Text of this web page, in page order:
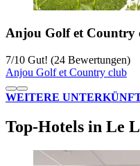
Anjou Golf et Country
7/10 Gut! (24 Bewertungen)
Anjou Golf et Country club
WEITERE
Top-Hotels in Le